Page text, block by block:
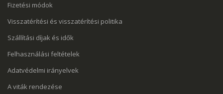
Fizetési módok
Visszatérítési és visszatérítési politika
Szállítási díjak és idők
Felhasználási feltételek
Adatvédelmi irányelvek
A viták rendezése